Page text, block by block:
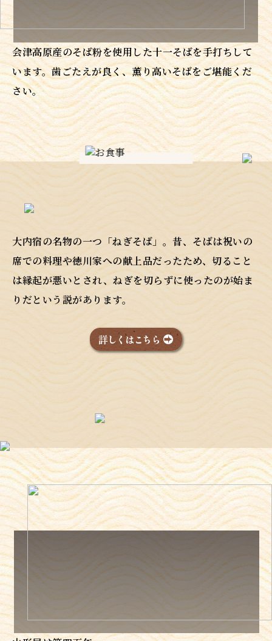
会津高原産のそば粉を使用した十一そばを手打ちして
います。歯ごたえが良く、薫り高いそばをご堪能くだ
さい。
大内宿の名物の一つ「ねぎそば」。昔、そばは祝いの
席での料理や徳川家への献上品だったため、切ること
は縁起が悪いとされ、ねぎを切らずに使ったのが始ま
りだという説があります。
詳しくはこちら